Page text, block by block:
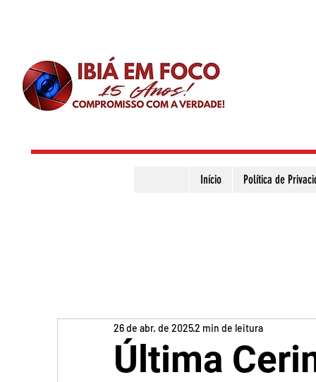
Início Política de
Última
26 de abr. de 20252 min de leitura